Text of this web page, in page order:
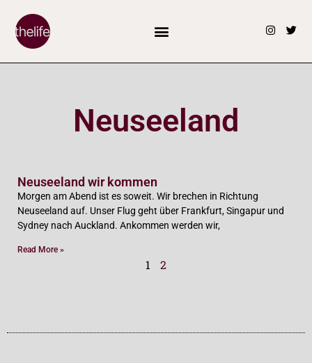
Neuseeland
Neuseeland wir kommen
Morgen am Abend ist es soweit. Wir brechen in Richtung
Neuseeland auf. Unser Flug geht über Frankfurt, Singapur und
Sydney nach Auckland. Ankommen werden wir,
Read More »
1 2